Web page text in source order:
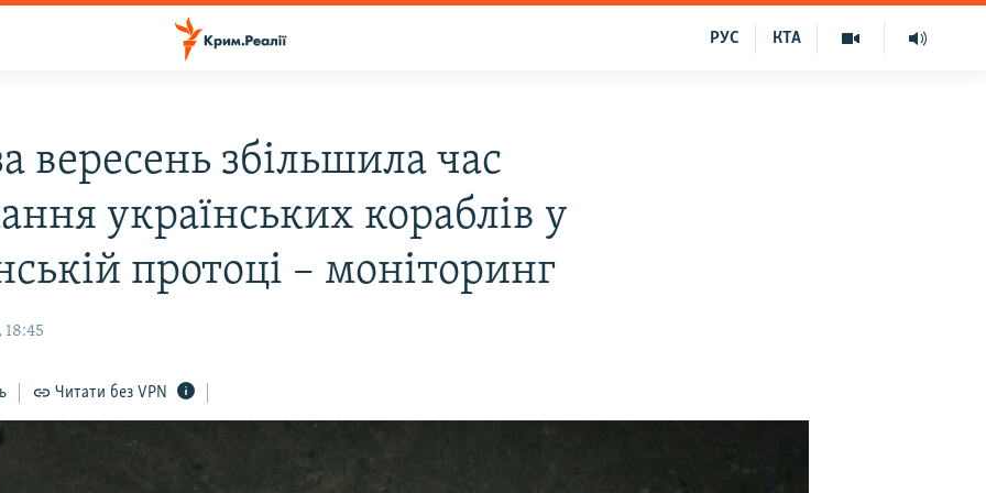
КТА
РУС
вересень збільшила час
українських кораблів у
протоці – моніторинг
18:45
Читати без VPN